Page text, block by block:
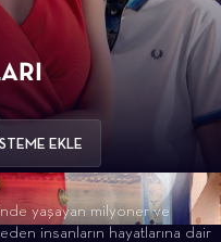
EKLE
yaşayan milyoner ve
insanların hayatlarına dair